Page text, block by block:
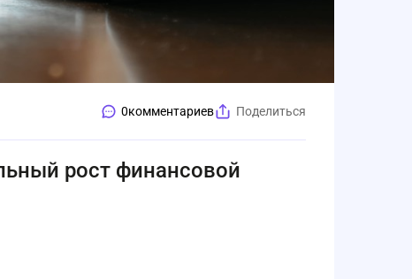
0комментариев Поделиться
рост финансовой